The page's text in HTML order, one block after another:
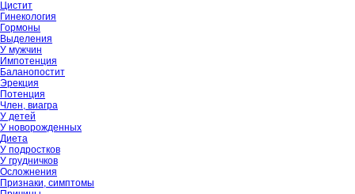
Цистит
Гинекология
Гормоны
Выделения
У мужчин
Импотенция
Баланопостит
Эрекция
Потенция
Член, виагра
У детей
У новорожденных
Диета
У подростков
У грудничков
Осложнения
Признаки, симптомы